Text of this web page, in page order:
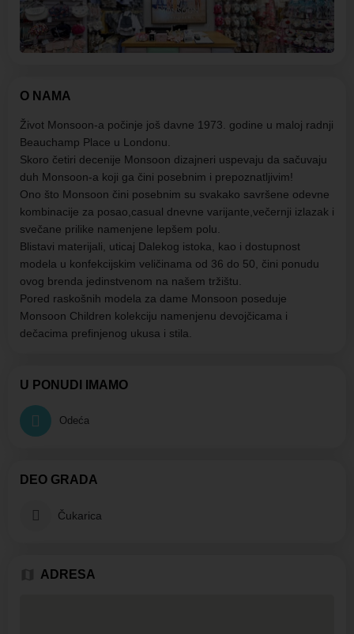
O NAMA
Život Monsoon-a počinje još davne 1973. godine u maloj radnji
Beauchamp Place u Londonu.
Skoro četiri decenije Monsoon dizajneri uspevaju da sačuvaju
duh Monsoon-a koji ga čini posebnim i prepoznatljivim!
Ono što Monsoon čini posebnim su svakako savršene odevne
kombinacije za posao,casual dnevne varijante,večernji izlazak i
svečane prilike namenjene lepšem polu.
Blistavi materijali, uticaj Dalekog istoka, kao i dostupnost
modela u konfekcijskim veličinama od 36 do 50, čini ponudu
ovog brenda jedinstvenom na našem tržištu.
Pored raskošnih modela za dame Monsoon poseduje
Monsoon Children kolekciju namenjenu devojčicama i
dečacima prefinjenog ukusa i stila.
U PONUDI IMAMO
Odeća
DEO GRADA
Čukarica
ADRESA